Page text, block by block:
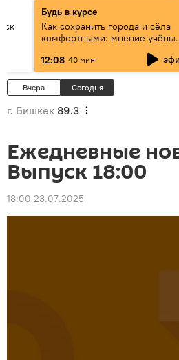
Будь в курсе
Как сохранить города и сёла
комфортными: мнение
12:08 40 мин
Вчера Сегодня
г. Бишкек 89.3
Ежедневные
Выпуск 18:00
18:00 23.07.2025